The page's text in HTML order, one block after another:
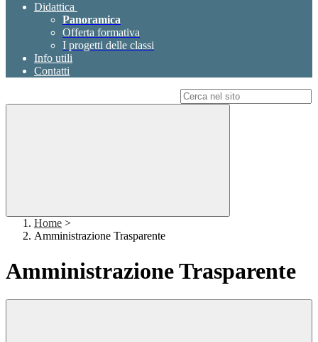
Didattica
Panoramica
Offerta formativa
I progetti delle classi
Info utili
Contatti
Home >
Amministrazione Trasparente
Amministrazione Trasparente